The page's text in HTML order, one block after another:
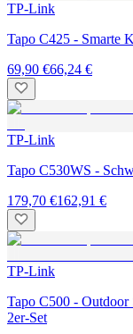
TP-Link
Tapo C425 - Smarte
69,90 €66,24 €
TP-Link
Tapo C530WS -
179,70 €162,91 €
TP-Link
Tapo C500 -
2er-Set